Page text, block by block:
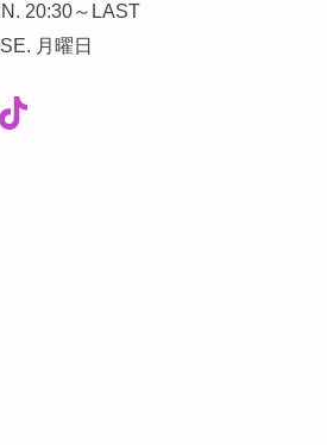
20:30～LAST
月曜日
（外部リンク）